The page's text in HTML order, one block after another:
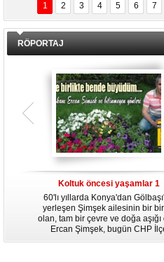
KASIRGA
1 2 3 4 5 6 7
RÖPORTAJ
Koltuk öncesi yaşamlar 1
60'lı yıllarda Konya'dan
yerleşen Şimşek ailesinin bir
olan, tam bir çevre ve doğa aşığı
Ercan Şimşek, bugün CHP
Başkanlığı yaptığı Gölbaşı'nda